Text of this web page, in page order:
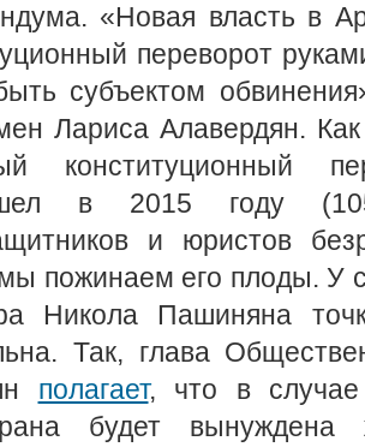
«Новая власть в
переворот
субъектом
Лариса Алавердян.
конституционный
в 2015 году
и юристов
пожинаем его плоды. У
Никола Пашиняна
Так, глава
полагает, что в случае
будет